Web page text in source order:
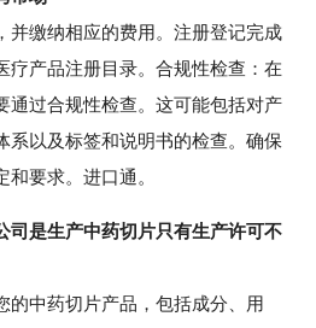
缴纳相应的费用。注册登记完成
疗产品注册目录。合规性检查：在
通过合规性检查。这可能包括对产
系以及标签和说明书的检查。确保
要求。进口通。
司是生产中药切片只有生产许可不
中药切片产品，包括成分、用